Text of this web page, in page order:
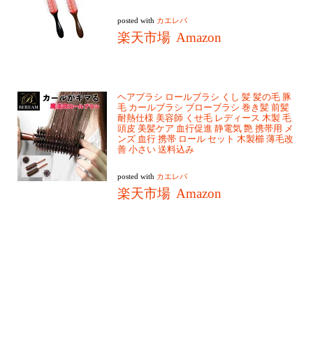
posted with カエレバ
楽天市場 Amazon
ヘアブラシ ロールブラシ くし 髪 髪の毛 豚
毛 カールブラシ ブローブラシ 巻き髪 前髪
耐熱仕様 美容師 くせ毛 レディース 木製 毛
頭皮 美髪ケア 血行促進 静電気 艶 携帯用 メ
ンズ 血行 携帯 ロール セット 木製櫛 薄毛改
善 小さい 送料込み
posted with カエレバ
楽天市場 Amazon